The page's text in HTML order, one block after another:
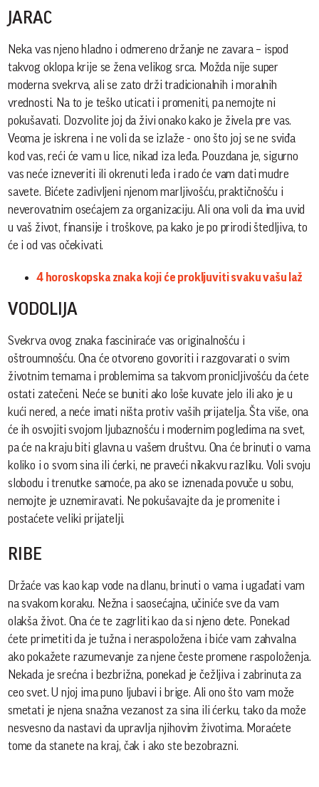
JARAC
Neka vas njeno hladno i odmereno držanje ne zavara – ispod
takvog oklopa krije se žena velikog srca. Možda nije super
moderna svekrva, ali se zato drži tradicionalnih i moralnih
vrednosti. Na to je teško uticati i promeniti, pa nemojte ni
pokušavati. Dozvolite joj da živi onako kako je živela pre vas.
Veoma je iskrena i ne voli da se izlaže - ono što joj se ne sviđa
kod vas, reći će vam u lice, nikad iza leđa. Pouzdana je, sigurno
vas neće izneveriti ili okrenuti leđa i rado će vam dati mudre
savete. Bićete zadivljeni njenom marljivošću, praktičnošću i
neverovatnim osećajem za organizaciju. Ali ona voli da ima uvid
u vaš život, finansije i troškove, pa kako je po prirodi štedljiva, to
će i od vas očekivati.
4 horoskopska znaka koji će prokljuviti svaku vašu laž
VODOLIJA
Svekrva ovog znaka fasciniraće vas originalnošću i
oštroumnošću. Ona će otvoreno govoriti i razgovarati o svim
životnim temama i problemima sa takvom pronicljivošću da ćete
ostati zatečeni. Neće se buniti ako loše kuvate jelo ili ako je u
kući nered, a neće imati ništa protiv vaših prijatelja. Šta više, ona
će ih osvojiti svojom ljubaznošću i modernim pogledima na svet,
pa će na kraju biti glavna u vašem društvu. Ona će brinuti o vama
koliko i o svom sina ili ćerki, ne praveći nikakvu razliku. Voli svoju
slobodu i trenutke samoće, pa ako se iznenada povuče u sobu,
nemojte je uznemiravati. Ne pokušavajte da je promenite i
postaćete veliki prijatelji.
RIBE
Držaće vas kao kap vode na dlanu, brinuti o vama i ugađati vam
na svakom koraku. Nežna i saosećajna, učiniće sve da vam
olakša život. Ona će te zagrliti kao da si njeno dete. Ponekad
ćete primetiti da je tužna i neraspoložena i biće vam zahvalna
ako pokažete razumevanje za njene česte promene raspoloženja.
Nekada je srećna i bezbrižna, ponekad je čežljiva i zabrinuta za
ceo svet. U njoj ima puno ljubavi i brige. Ali ono što vam može
smetati je njena snažna vezanost za sina ili ćerku, tako da može
nesvesno da nastavi da upravlja njihovim životima. Moraćete
tome da stanete na kraj, čak i ako ste bezobrazni.